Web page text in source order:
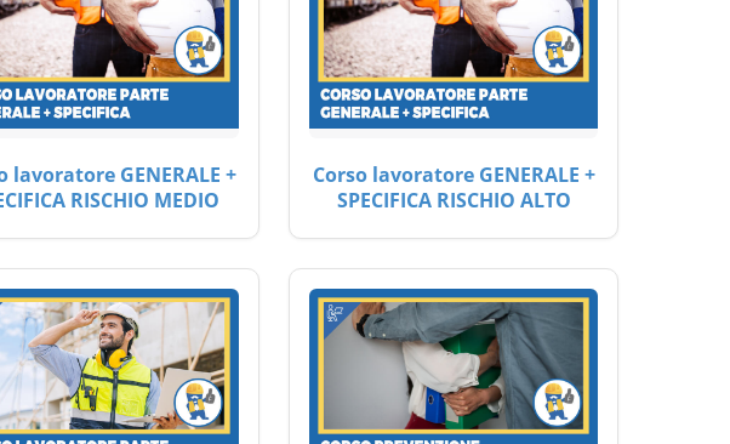
lavoratore GENERALE +
RISCHIO MEDIO
Corso lavoratore GENERALE +
SPECIFICA RISCHIO ALTO